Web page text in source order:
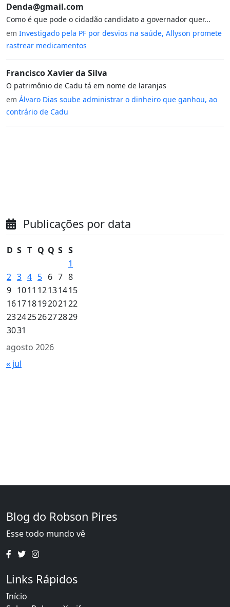
Denda@gmail.com
Como é que pode o cidadão candidato a governador quer...
em Investigado pela PF por desvios na saúde, Allyson promete
rastrear medicamentos
Francisco Xavier da Silva
O patrimônio de Cadu tá em nome de laranjas
em Álvaro Dias soube administrar o dinheiro que ganhou, ao
contrário de Cadu
Publicações por data
agosto 2026
D S T Q Q S S
1
2 3 4 5 6 7 8
9 1011 12131415
161718192021 22
23242526272829
3031
« jul
Blog do Robson Pires
Esse todo mundo vê
Links Rápidos
Início